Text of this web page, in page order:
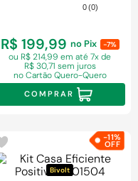
0 (0)
R$ 199,99 no Pix -7%
ou R$ 214,99 ematé 7x de
R$ 30,71 sem juros
no Cartão Quero-Quero
COMPRAR
-11%
Bivolt